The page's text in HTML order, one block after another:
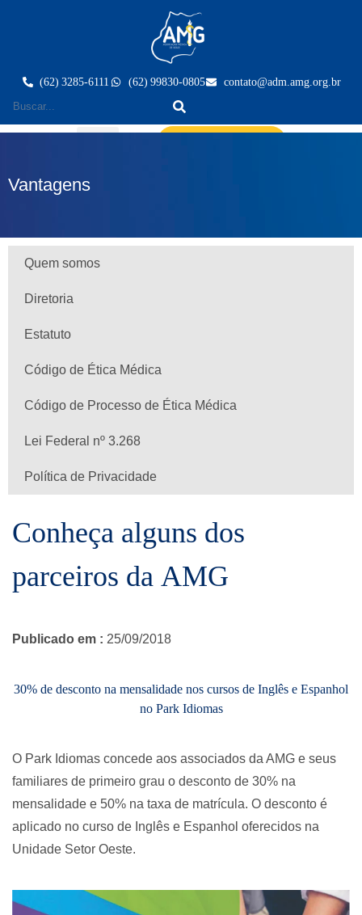
(62) 3285-6111 (62) 99830-0805 contato@adm.amg.org.br
Vantagens
Quem somos
Diretoria
Estatuto
Código de Ética Médica
Código de Processo de Ética Médica
Lei Federal nº 3.268
Política de Privacidade
Conheça alguns dos
parceiros da AMG
Publicado em : 25/09/2018
30% de desconto na mensalidade nos cursos de Inglês e Espanhol
no Park Idiomas
O Park Idiomas concede aos associados da AMG e seus
familiares de primeiro grau o desconto de 30% na
mensalidade e 50% na taxa de matrícula. O desconto é
aplicado no curso de Inglês e Espanhol oferecidos na
Unidade Setor Oeste.